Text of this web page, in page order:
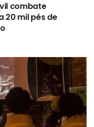
combate
20 mil pés de